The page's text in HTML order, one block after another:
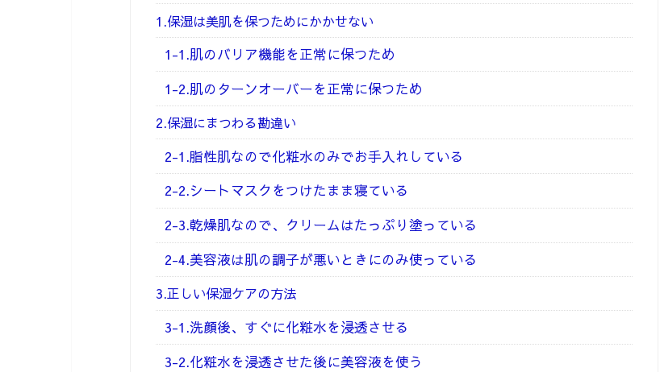
1.保湿は美肌を保つためにかかせない
1-1.肌のバリア機能を正常に保つため
1-2.肌のターンオーバーを正常に保つため
2.保湿にまつわる勘違い
2-1.脂性肌なので化粧水のみでお手入れしている
2-2.シートマスクをつけたまま寝ている
2-3.乾燥肌なので、クリームはたっぷり塗っている
2-4.美容液は肌の調子が悪いときにのみ使っている
3.正しい保湿ケアの方法
3-1.洗顔後、すぐに化粧水を浸透させる
3-2.化粧水を浸透させた後に美容液を使う